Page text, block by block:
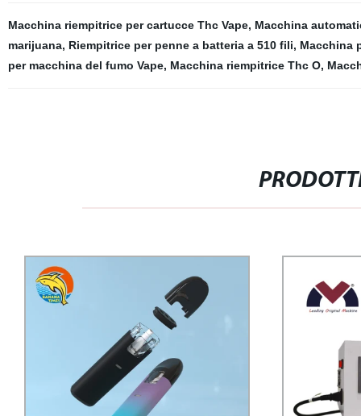
Macchina riempitrice per cartucce Thc Vape, Macchina
marijuana, Riempitrice per penne a batteria a 510 fili, Macchina
per macchina del fumo Vape, Macchina riempitrice Thc O,